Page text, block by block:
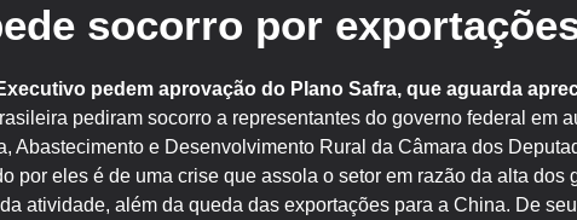
socorro por
pedem aprovação do Plano Safra, que aguarda
pediram socorro a representantes do governo federal em
Abastecimento e Desenvolvimento Rural da Câmara dos
por eles é de uma crise que assola o setor em razão da alta dos
atividade, além da queda das exportações para a China. De